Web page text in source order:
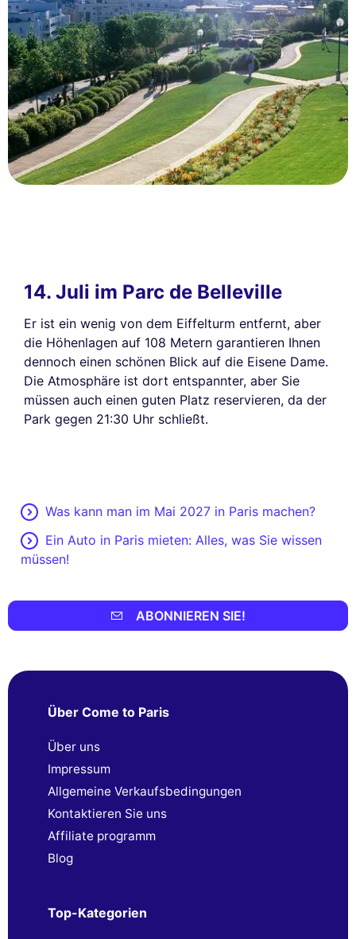
14. Juli im Parc de Belleville
Er ist ein wenig von dem Eiffelturm entfernt, aber
die Höhenlagen auf 108 Metern garantieren Ihnen
dennoch einen schönen Blick auf die Eisene Dame.
Die Atmosphäre ist dort entspannter, aber Sie
müssen auch einen guten Platz reservieren, da der
Park gegen 21:30 Uhr schließt.
Was kann man im Mai 2027 in Paris machen?
Ein Auto in Paris mieten: Alles, was Sie wissen
müssen!
ABONNIEREN SIE!
Über Come to Paris
Über uns
Impressum
Allgemeine Verkaufsbedingungen
Kontaktieren Sie uns
Affiliate programm
Blog
Top-Kategorien